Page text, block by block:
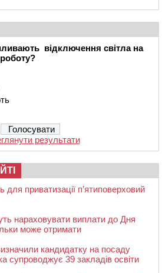
відключення світла на
результати
приватизації п’ятиповерховий
нараховувати виплати до Дня
може отримати
кандидатку на посаду
супроводжує 39 закладів освіти